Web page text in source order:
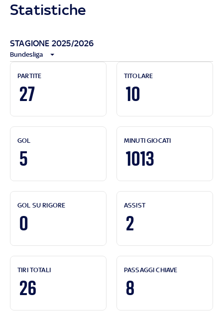
Statistiche
STAGIONE 2025/2026
Bundesliga
PARTITE
27
TITOLARE
10
GOL
5
MINUTI GIOCATI
1013
GOL SU RIGORE
0
ASSIST
2
TIRI TOTALI
26
PASSAGGI CHIAVE
8